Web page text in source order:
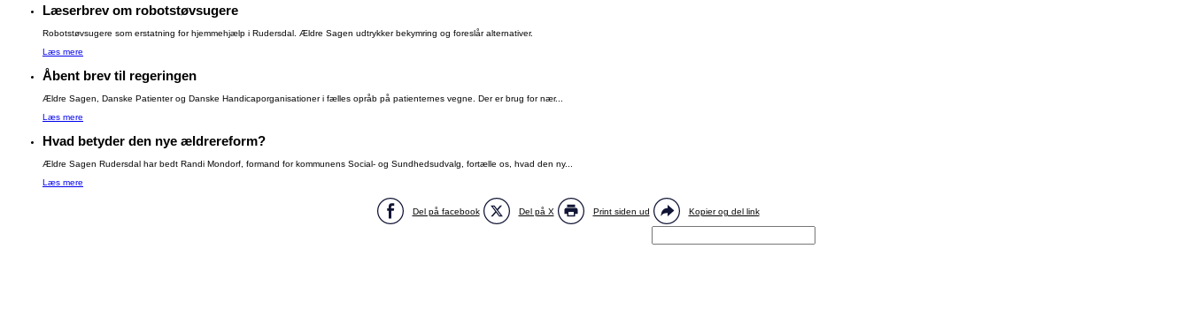
Læserbrev om robotstøvsugere
Robotstøvsugere som erstatning for hjemmehjælp i Rudersdal. Ældre Sagen udtrykker bekymring og foreslår alternativer.
Læs mere
Åbent brev til regeringen
Ældre Sagen, Danske Patienter og Danske Handicaporganisationer i fælles opråb på patienternes vegne. Der er brug for nær...
Læs mere
Hvad betyder den nye ældrereform?
Ældre Sagen Rudersdal har bedt Randi Mondorf, formand for kommunens Social- og Sundhedsudvalg, fortælle os, hvad den ny...
Læs mere
Del på facebook Del på X Print siden ud Kopier og del link